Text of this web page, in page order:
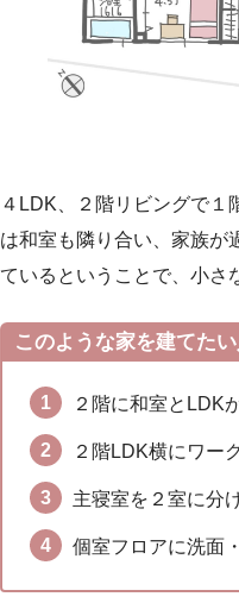
４LDK、２階リビングで１
は和室も隣り合い、家族が
ているということで、小さ
このような家を建てた
２階に和室とLDK
２階LDK横にワー
主寝室を２室に分
個室フロアに洗面